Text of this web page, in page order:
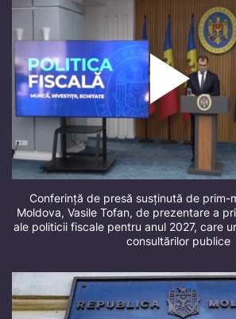
Conferință de presă susținută de prim-
Moldova, Vasile Tofan, de prezentare a
ale politicii fiscale pentru anul 2027, care
consultărilor publice